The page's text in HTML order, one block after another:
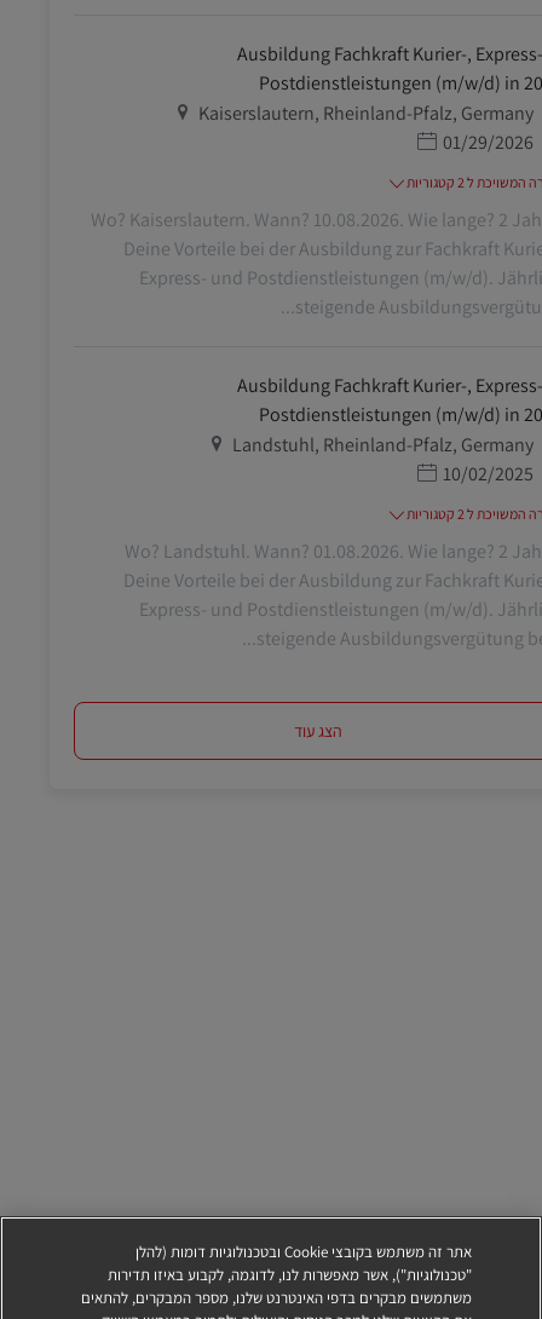
Ausbildung Fachkraft Kurier-,
Postdienstleistungen (m/w/d) in
מיקום
Kaiserslautern, Rheinland-Pfalz, Germany
תאריך פרסום
01/29/2026
ל 2 קטגוריות
Wo? Kaiserslautern. Wann? 10.08.2026. Wie lange? 2
Deine Vorteile bei der Ausbildung zur Fachkraft
Express- und Postdienstleistungen (m/w/d).
steigende
Ausbildung Fachkraft Kurier-,
Postdienstleistungen (m/w/d) in
מיקום
Landstuhl, Rheinland-Pfalz, Germany
תאריך פרסום
10/02/2025
ל 2 קטגוריות
Wo? Landstuhl. Wann? 01.08.2026. Wie lange? 2
Deine Vorteile bei der Ausbildung zur Fachkraft
Express- und Postdienstleistungen (m/w/d).
steigende Ausbildungsvergütung
הצג עוד
אתר זה משתמש בקובצי Cookie ובטכנולוגיות דומות (להלן
"טכנולוגיות"), אשר מאפשרות לנו, לדוגמה, לקבוע באיזו תדירות
משתמשים מבקרים בדפי האינטרנט שלנו, מספר המבקרים, להתאים